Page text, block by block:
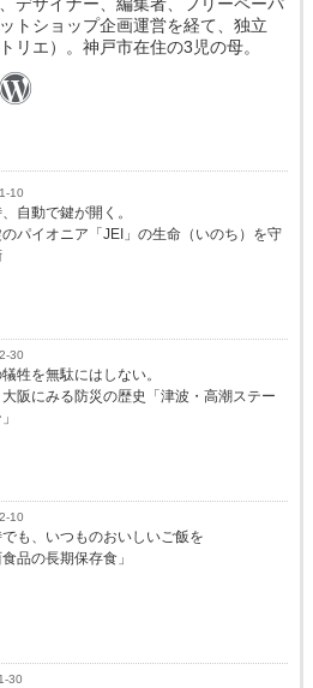
デザイナー、編集者、フリーペーパ
トショップ企画運営を経て、独立
リエ）。神戸市在住の3児の母。
10
自動で鍵が開く。
のパイオニア「JEI」の生命（いのち）を守
30
牲を無駄にはしない。
阪にみる防災の歴史「津波・高潮ステー
10
も、いつものおいしいご飯を
食品の長期保存食」
30